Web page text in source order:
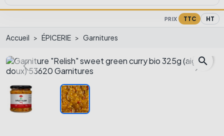
PRIX TTC HT
Accueil ÉPICERIE Garnitures
Previous Next
search